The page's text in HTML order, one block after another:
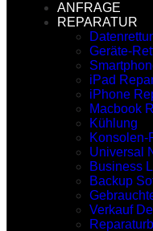
ANFRAGE
REPARATUR
Geräte-
iPad
iPhone
Macbook
Kühlung
Konsolen-
Universal
Business
Backup
Verkauf